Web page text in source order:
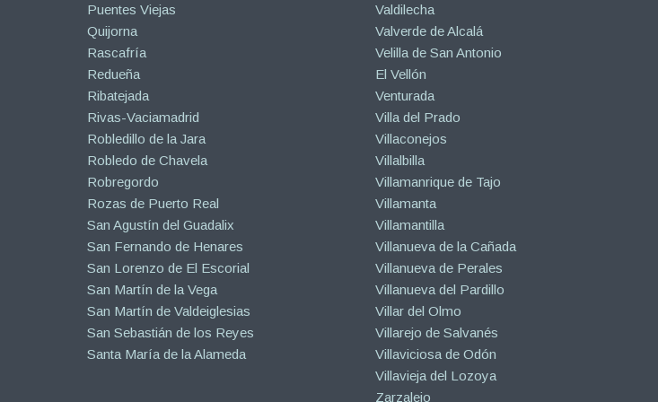
Puentes Viejas
Quijorna
Rascafría
Redueña
Ribatejada
Rivas-Vaciamadrid
Robledillo de la Jara
Robledo de Chavela
Robregordo
Rozas de Puerto Real
San Agustín del Guadalix
San Fernando de Henares
San Lorenzo de El Escorial
San Martín de la Vega
San Martín de Valdeiglesias
San Sebastián de los Reyes
Santa María de la Alameda
Valdilecha
Valverde de Alcalá
Velilla de San Antonio
El Vellón
Venturada
Villa del Prado
Villaconejos
Villalbilla
Villamanrique de Tajo
Villamanta
Villamantilla
Villanueva de la Cañada
Villanueva de Perales
Villanueva del Pardillo
Villar del Olmo
Villarejo de Salvanés
Villaviciosa de Odón
Villavieja del Lozoya
Zarzalejo